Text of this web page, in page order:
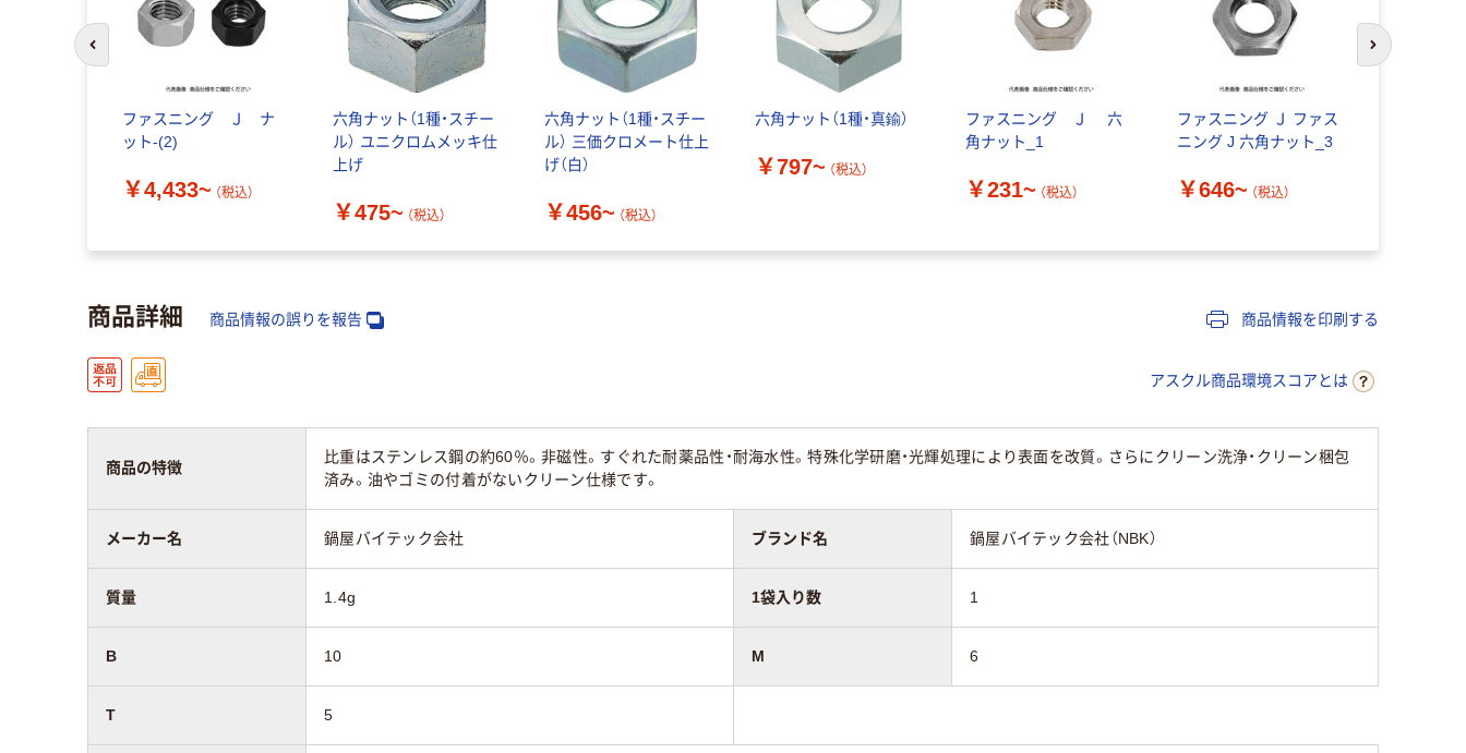
ファスニング Ｊ ナ
ット-(2)
￥4,433~ （税込）
六角ナット（1種・スチー
ル） ユニクロムメッキ仕
上げ
￥475~ （税込）
六角ナット（1種・スチー
ル） 三価クロメート仕上
げ（白）
￥456~ （税込）
六角ナット（1種・真鍮）
￥797~ （税込）
ファスニング Ｊ 六
角ナット_1
￥231~ （税込）
ファスニング Ｊ ファス
ニング J 六角ナット_3
￥646~ （税込）
次のスライド
商品詳細 商品情報の誤りを報告 商品情報を印刷する
アスクル商品環境スコアとは
商品の特徴
比重はステンレス鋼の約60％。非磁性。すぐれた耐薬品性・耐海水性。特殊化学研磨・光輝処理により表面を改質。さらにクリーン洗浄・クリーン梱包
済み。油やゴミの付着がないクリーン仕様です。
メーカー名 鍋屋バイテック会社 ブランド名 鍋屋バイテック会社（NBK）
質量 1.4g 1袋入り数 1
B 10 M 6
T 5